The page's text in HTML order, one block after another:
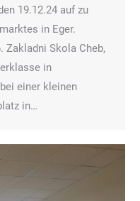
19.12.24 auf zu
in Eger.
Zakladni Skola Cheb,
in
einer kleinen
in…